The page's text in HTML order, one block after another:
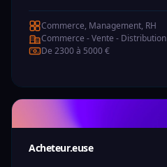
Commerce, Management, RH
Commerce - Vente - Distribution
De 2300 à 5000 €
Acheteur.euse